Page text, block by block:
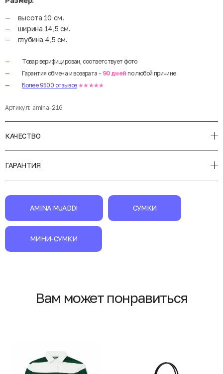
высота 10 см.
ширина 14,5 см.
глубина 4,5 см.
Товар верифицирован, соответствует фото
Гарантия обмена и возврата - 90 дней по любой причине
Более 9500 отзывов ★★★★★
Артикул: amina-216
КАЧЕСТВО
ГАРАНТИЯ
AMINA MUADDI СУМКИ
МИНИ-СУМКИ
Вам может понравиться